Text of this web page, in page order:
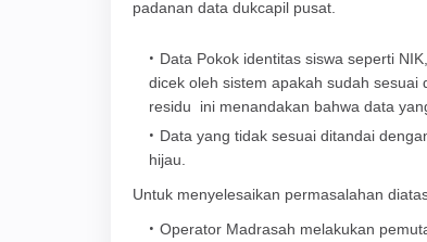
padanan data dukcapil pusat.
Data Pokok identitas siswa seperti
dicek oleh sistem apakah sudah
residu ini menandakan bahwa data
Data yang tidak sesuai ditandai
hijau.
Untuk menyelesaikan permasalahan
Operator Madrasah melakukan